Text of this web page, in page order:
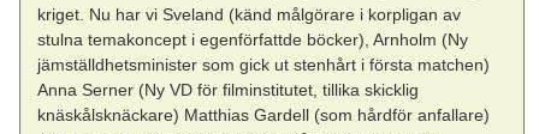
kriget. Nu har vi Sveland (känd målgörare i korpligan av
stulna temakoncept i egenförfattde böcker), Arnholm (Ny
jämställdhetsminister som gick ut stenhårt i första matchen)
Anna Serner (Ny VD för filminstitutet, tillika skicklig
knäskålsknäckare) Matthias Gardell (som hårdför anfallare)